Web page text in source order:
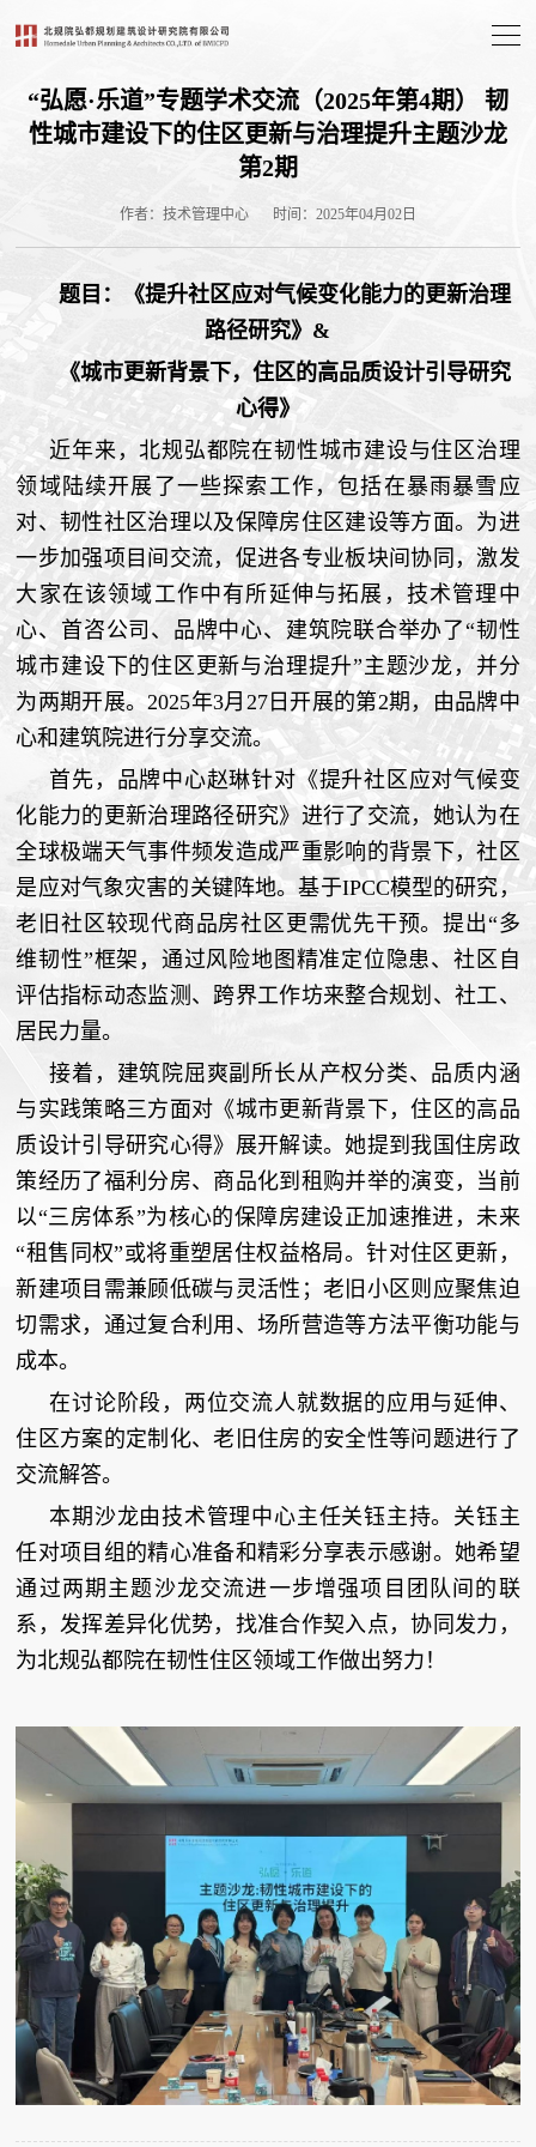
“弘愿·乐道”专题学术交流（2025年第4期） 韧
性城市建设下的住区更新与治理提升主题沙龙
第2期
作者：技术管理中心 时间：2025年04月02日
题目：《提升社区应对气候变化能力的更新治理
路径研究》&
《城市更新背景下，住区的高品质设计引导研究
心得》
近年来，北规弘都院在韧性城市建设与住区治理
领域陆续开展了一些探索工作，包括在暴雨暴雪应
对、韧性社区治理以及保障房住区建设等方面。为进
一步加强项目间交流，促进各专业板块间协同，激发
大家在该领域工作中有所延伸与拓展，技术管理中
心、首咨公司、品牌中心、建筑院联合举办了“韧性
城市建设下的住区更新与治理提升”主题沙龙，并分
为两期开展。2025年3月27日开展的第2期，由品牌中
心和建筑院进行分享交流。
首先，品牌中心赵琳针对《提升社区应对气候变
化能力的更新治理路径研究》进行了交流，她认为在
全球极端天气事件频发造成严重影响的背景下，社区
是应对气象灾害的关键阵地。基于IPCC模型的研究，
老旧社区较现代商品房社区更需优先干预。提出“多
维韧性”框架，通过风险地图精准定位隐患、社区自
评估指标动态监测、跨界工作坊来整合规划、社工、
居民力量。
接着，建筑院屈爽副所长从产权分类、品质内涵
与实践策略三方面对《城市更新背景下，住区的高品
质设计引导研究心得》展开解读。她提到我国住房政
策经历了福利分房、商品化到租购并举的演变，当前
以“三房体系”为核心的保障房建设正加速推进，未来
“租售同权”或将重塑居住权益格局。针对住区更新，
新建项目需兼顾低碳与灵活性；老旧小区则应聚焦迫
切需求，通过复合利用、场所营造等方法平衡功能与
成本。
在讨论阶段，两位交流人就数据的应用与延伸、
住区方案的定制化、老旧住房的安全性等问题进行了
交流解答。
本期沙龙由技术管理中心主任关钰主持。关钰主
任对项目组的精心准备和精彩分享表示感谢。她希望
通过两期主题沙龙交流进一步增强项目团队间的联
系，发挥差异化优势，找准合作契入点，协同发力，
为北规弘都院在韧性住区领域工作做出努力！